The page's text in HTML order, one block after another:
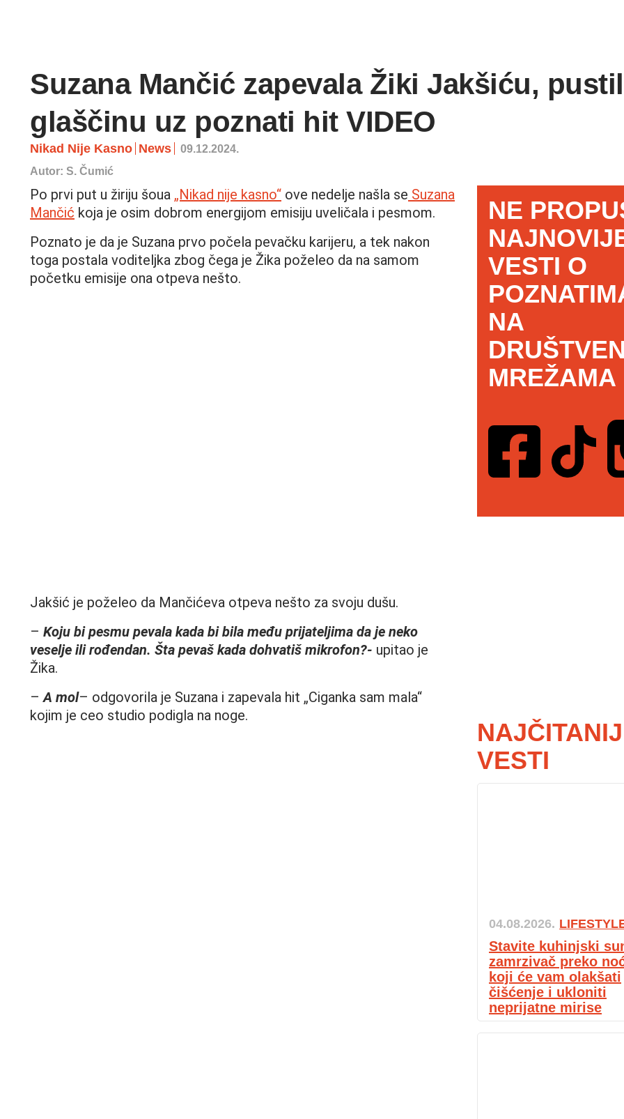
Suzana Mančić zapevala Žiki Jakšiću,
glaščinu uz poznati hit VIDEO
Nikad Nije Kasno News
09.12.2024.
Autor: S. Čumić
Po prvi put u žiriju šoua „Nikad nije kasno“ ove nedelje našla se Suzana
Mančić koja je osim dobrom energijom emisiju uveličala i pesmom.
Poznato je da je Suzana prvo počela pevačku karijeru, a tek nakon
toga postala voditeljka zbog čega je Žika poželeo da na samom
početku emisije ona otpeva nešto.
Jakšić je poželeo da Mančićeva otpeva nešto za svoju dušu.
– Koju bi pesmu pevala kada bi bila među prijateljima da je neko
veselje ili rođendan. Šta pevaš kada dohvatiš mikrofon?- upitao je
Žika.
–A mol– odgovorila je Suzana i zapevala hit „Ciganka sam mala“
kojim je ceo studio podigla na noge.
NE
VESTI O
NA
MREŽAMA
VESTI
04.08.2026.
Stavite kuhinjski
zamrzivač preko
koji će vam olakšati
čišćenje i ukloniti
neprijatne mirise